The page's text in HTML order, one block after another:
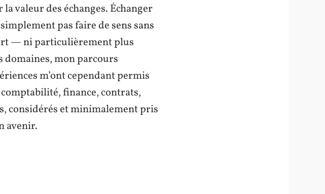
valeur des échanges. Échanger
pas faire de sens sans
— ni particulièrement plus
domaines, mon parcours
m’ont cependant permis
finance, contrats,
considérés et minimalement pris
avenir.